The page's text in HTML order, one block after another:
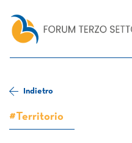
Indietro
#Territorio